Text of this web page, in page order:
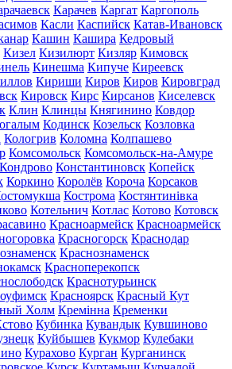
Карачев Каргат Каргополь
Касли Каспийск Катав-Ивановск
Кашин Кашира Кедровый
Кизел Кизилюрт Кизляр Кимовск
Кинешма Кипуче Киреевск
Кириши Киров Киров Кировград
Кировск Кирс Кирсанов Киселевск
Клин Клинцы Княгинино Ковдор
Кодинск Козельск Козловка
Кологрив Коломна Колпашево
Комсомольск Комсомольск-на-Амуре
Кондрово Константиновск Копейск
Коркино Королёв Короча Корсаков
Кострома Костянтинівка
Котельнич Котлас Котово Котовск
Красноармейск Красноармейск
Красногорск Краснодар
Краснознаменск
Красноперекопск
Краснотурьинск
Красноярск Красный Кут
Холм Кремінна Кременки
Кубинка Кувандык Кувшиново
Куйбышев Кукмор Кулебаки
Курахово Курган Курганинск